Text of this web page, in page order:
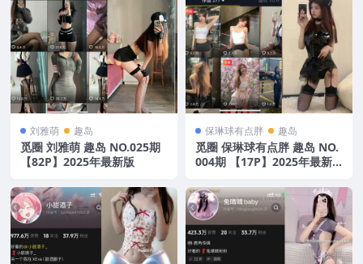
刘雅萌 趣岛
觅圈 刘雅萌 趣岛 NO.025期
【82P】2025年最新版
保琳球有点胖 趣岛
觅圈 保琳球有点胖 趣岛 NO.
004期 【17P】2025年最新